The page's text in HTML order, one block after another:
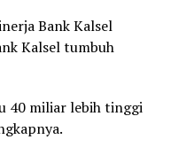
Bank Kalsel
Kalsel tumbuh
40 miliar lebih tinggi